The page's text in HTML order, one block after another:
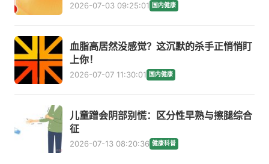
2026-07-03 09:25:01 国内健康
血脂高居然没感觉？这沉默的杀手正悄悄盯
上你！
2026-07-07 11:30:01 国内健康
儿童蹭会阴部别慌：区分性早熟与擦腿综合
征
2026-07-13 08:20:36 健康科普